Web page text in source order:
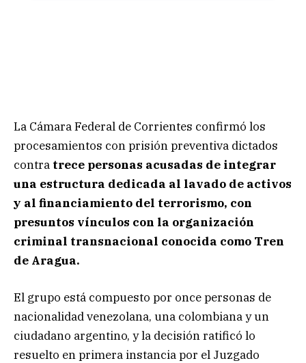
La Cámara Federal de Corrientes confirmó los
procesamientos con prisión preventiva dictados
contra trece personas acusadas de integrar
una estructura dedicada al lavado de activos
y al financiamiento del terrorismo, con
presuntos vínculos con la organización
criminal transnacional conocida como Tren
de Aragua.
El grupo está compuesto por once personas de
nacionalidad venezolana, una colombiana y un
ciudadano argentino, y la decisión ratificó lo
resuelto en primera instancia por el Juzgado